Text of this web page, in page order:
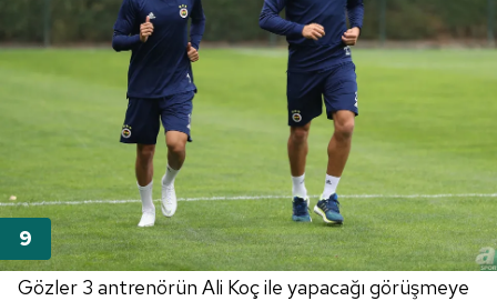
Gözler 3 antrenörün Ali Koç ile yapacağı görüşmeye